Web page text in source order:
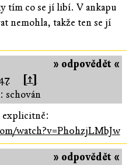
tím co se jí libí. V ankapu
nemohla, takže ten se jí
» odpovědět «
[↑]
schován
explicitně:
watch?v=Ph0hzjLMbJw
» odpovědět «